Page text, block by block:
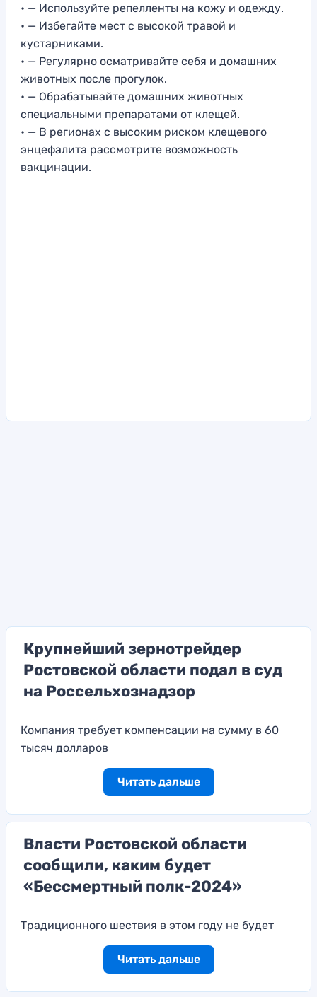
• — Используйте репелленты на кожу и одежду.
• — Избегайте мест с высокой травой и
кустарниками.
• — Регулярно осматривайте себя и домашних
животных после прогулок.
• — Обрабатывайте домашних животных
специальными препаратами от клещей.
• — В регионах с высоким риском клещевого
энцефалита рассмотрите возможность
вакцинации.
Крупнейший зернотрейдер
Ростовской области подал в суд
на Россельхознадзор
Компания требует компенсации на сумму в 60
тысяч долларов
Читать дальше
Власти Ростовской области
сообщили, каким будет
«Бессмертный полк-2024»
Традиционного шествия в этом году не будет
Читать дальше